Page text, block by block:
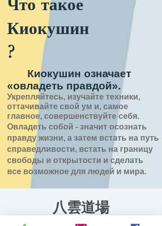
Что такое
Киокушин
?
Киокушин означает
«овладеть правдой».
Укрепляйтесь, изучайте техники,
оттачивайте свой ум и, самое
главное, совершенствуйте себя.
Овладеть собой - значит осознать
правду жизни, а затем встать на путь
справедливости, встать на границу
свободы и открытости и сделать
все возможное для людей и мира.
八雲道場